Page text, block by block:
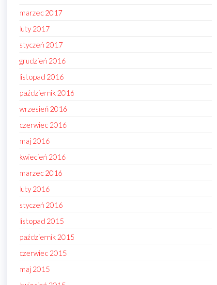
marzec 2017
luty 2017
styczeń 2017
grudzień 2016
listopad 2016
październik 2016
wrzesień 2016
czerwiec 2016
maj 2016
kwiecień 2016
marzec 2016
luty 2016
styczeń 2016
listopad 2015
październik 2015
czerwiec 2015
maj 2015